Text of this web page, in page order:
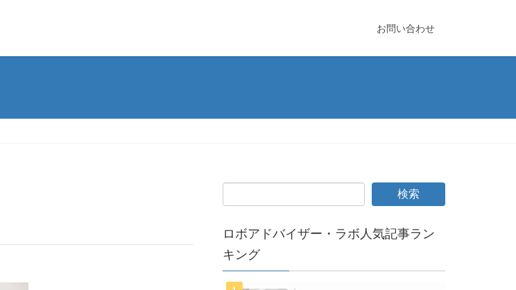
お問い合わせ
ロボアドバイザー・ラボ人気記事ラン
キング